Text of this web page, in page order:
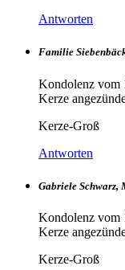
Antworten
Familie
Kondolenz vom
Kerze
Kerze-Groß
Antworten
Gabriele Schwarz,
Kondolenz vom
Kerze
Kerze-Groß